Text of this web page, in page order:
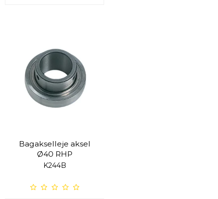
Bagakselleje aksel
Ø40 RHP
K244B